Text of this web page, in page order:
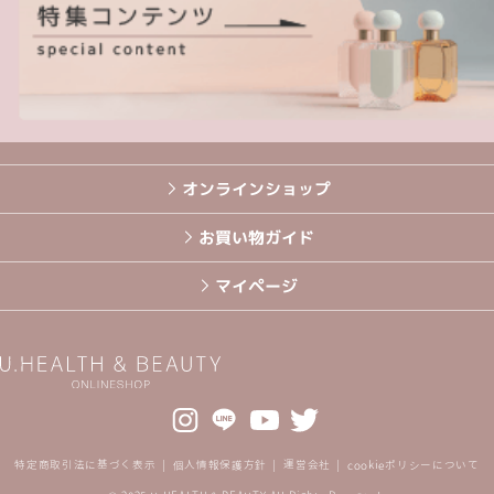
オンラインショップ
お買い物ガイド
マイページ
特定商取引法に基づく表示 個人情報保護方針 運営会社 cookieポリシーについて